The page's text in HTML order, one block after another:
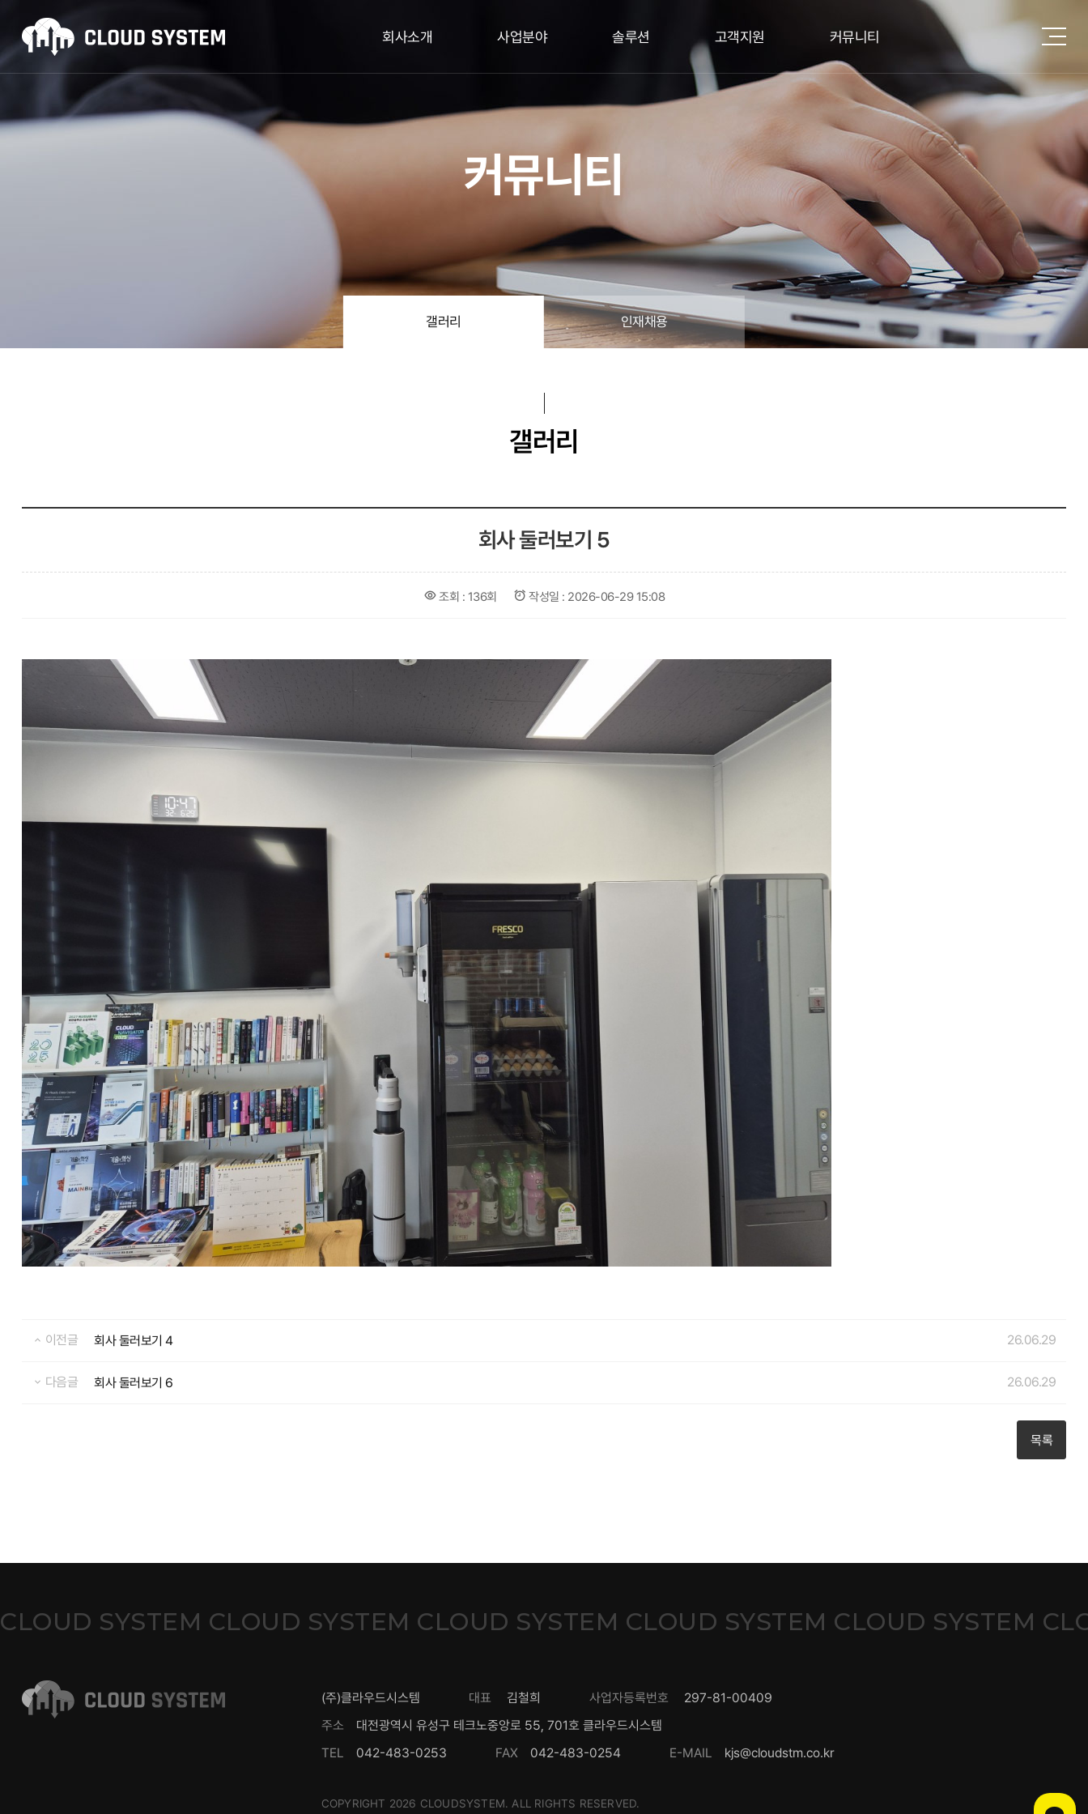
회사소개 사업분야 솔루션 고객지원 커뮤니티
커뮤니티
갤러리 인재채용
갤러리
회사 둘러보기 5
조회 : 136회 작성일 : 2026-06-29 15:08
이전글 회사 둘러보기 4 26.06.29
다음글 회사 둘러보기 6 26.06.29
목록
CLOUD SYSTEM CLOUD SYSTEM CLOUD SYSTEM CLOUD SYSTEM CLOUD SYSTEM
(주)클라우드시스템 대표 김철희 사업자등록번호
297-81-00409
주소
대전광역시 유성구 테크노중앙로 55, 701호 클라우드시스템
TEL
042-483-0253 FAX 042-483-0254 E-MAIL kjs@cloudstm.co.kr
COPYRIGHT 2026 CLOUDSYSTEM. ALL RIGHTS RESERVED.